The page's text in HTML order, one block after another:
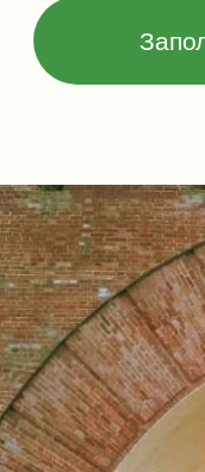
в «Со-